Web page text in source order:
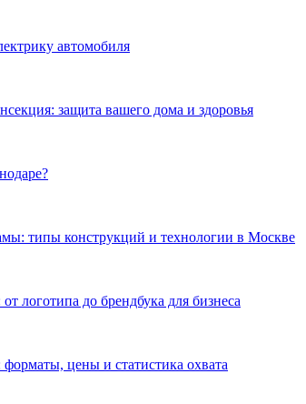
автомобиля
защита вашего дома и здоровья
типы конструкций и технологии в Москве
логотипа до брендбука для бизнеса
форматы, цены и статистика охвата